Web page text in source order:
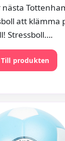
nästa
att klämma
Stressboll….
Till produkten